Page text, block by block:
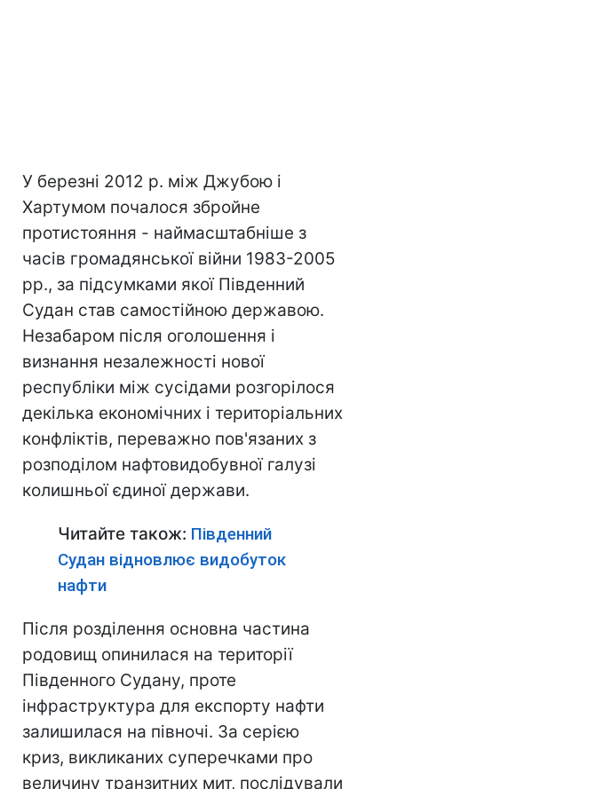
У березні 2012 р. між Джубою і
Хартумом почалося збройне
протистояння - наймасштабніше з
часів громадянської війни 1983-2005
рр., за підсумками якої Південний
Судан став самостійною державою.
Незабаром після оголошення і
визнання незалежності нової
республіки між сусідами розгорілося
декілька економічних і територіальних
конфліктів, переважно пов'язаних з
розподілом нафтовидобувної галузі
колишньої єдиної держави.
Читайте також: Південний
Судан відновлює видобуток
нафти
Після розділення основна частина
родовищ опинилася на території
Південного Судану, проте
інфраструктура для експорту нафти
залишилася на півночі. За серією
криз, викликаних суперечками про
величину транзитних мит, послідували